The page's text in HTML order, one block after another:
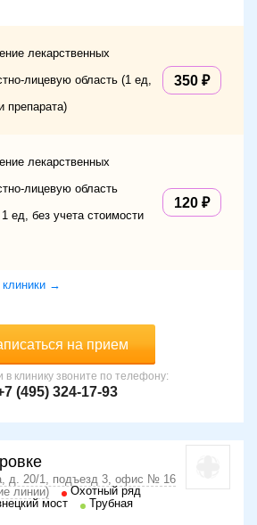
лекарственных
лицевую область (1 ед,
препарата)
350
лекарственных
лицевую область
ед, без учета стоимости
120
клиники →
на прием
в клинику звоните по телефону:
(495) 324-17-93
д. 20/1, подъезд 3, офис № 16
линии)
Охотный ряд
мост
Трубная